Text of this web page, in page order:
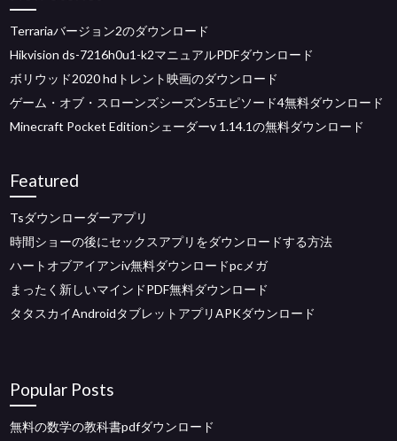
Terrariaバージョン2のダウンロード
Hikvision ds-7216h0u1-k2マニュアルPDFダウンロード
ボリウッド2020 hdトレント映画のダウンロード
ゲーム・オブ・スローンズシーズン5エピソード4無料ダウンロード
Minecraft Pocket Editionシェーダーv 1.14.1の無料ダウンロード
Featured
Tsダウンローダーアプリ
時間ショーの後にセックスアプリをダウンロードする方法
ハートオブアイアンiv無料ダウンロードpcメガ
まったく新しいマインドPDF無料ダウンロード
タタスカイAndroidタブレットアプリAPKダウンロード
Popular Posts
無料の数学の教科書pdfダウンロード